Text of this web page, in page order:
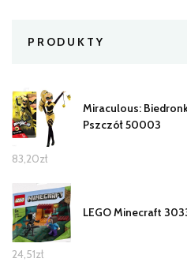
PRODUKTY
Miraculous:
Pszczół 50003
83,20zł
LEGO Minecraft
24,51zł